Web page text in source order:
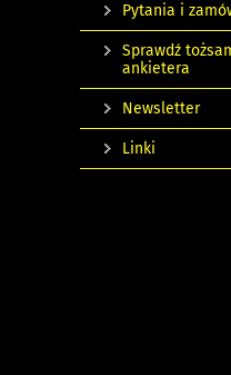
Pytania i
Sprawdź
ankietera
Newsletter
Linki